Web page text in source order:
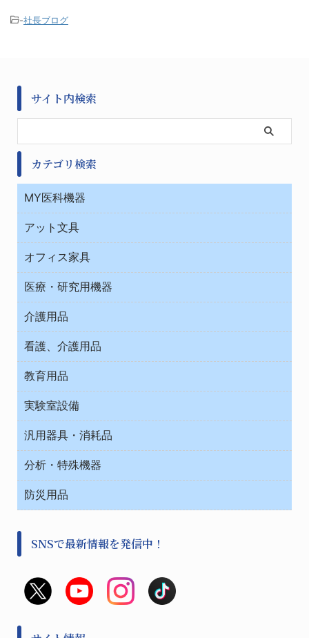
-社長ブログ
サイト内検索
カテゴリ検索
MY医科機器
診察・診断
与薬・調剤薬局
アット文具
ＯＡ・パソコン用品
オフィス家具
オフィス作業用品
医療・研究用機器
ウエアー
チューブコネクタ素材
テープ・ラベル・紙製
デシケーター類
ベット周辺
ベンチ無菌ドラフト
院内感染防止、空気清浄器類
運搬
温度・湿度管理機器
加圧・減圧・油ポンプ
撹拌機 ２
救急
金属、ホーロー容器・バット類
金属・樹脂実験必需１
介護用品
介護・リハビリ
看護、介護用品
院内感染防止、空気清浄器類
救急
健康機器・用品
事務・受付
処置・手術
中材・滅菌・洗浄
教育用品
ノート・紙製品
実験室設備
コンテナー保温容器
工具類
事務用品・ＯＡデスク
清掃用品
汎用器具・消耗品
テープ・ラベル・紙製
金属・樹脂実験必需２
樹脂容器各種
分析・特殊機器
検査用品
分離・分析ロシ
防災用品
初期活動・対策本部
非常用食料品
風水害対策用品
防犯用品・その他
SNSで最新情報を発信中！